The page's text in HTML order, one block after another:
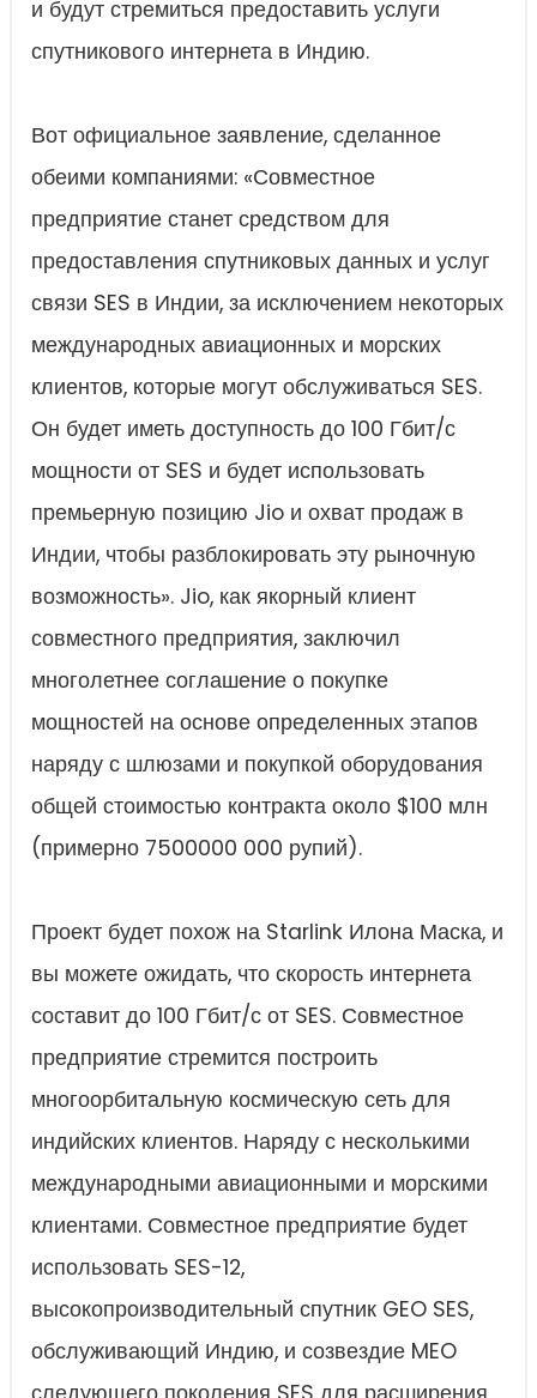
и будут стремиться предоставить услуги
спутникового интернета в Индию.
Вот официальное заявление, сделанное
обеими компаниями: «Совместное
предприятие станет средством для
предоставления спутниковых данных и услуг
связи SES в Индии, за исключением некоторых
международных авиационных и морских
клиентов, которые могут обслуживаться SES.
Он будет иметь доступность до 100 Гбит/с
мощности от SES и будет использовать
премьерную позицию Jio и охват продаж в
Индии, чтобы разблокировать эту рыночную
возможность». Jio, как якорный клиент
совместного предприятия, заключил
многолетнее соглашение о покупке
мощностей на основе определенных этапов
наряду с шлюзами и покупкой оборудования
общей стоимостью контракта около $100 млн
(примерно 7500000 000 рупий).
Проект будет похож на Starlink Илона Маска, и
вы можете ожидать, что скорость интернета
составит до 100 Гбит/с от SES. Совместное
предприятие стремится построить
многоорбитальную космическую сеть для
индийских клиентов. Наряду с несколькими
международными авиационными и морскими
клиентами. Совместное предприятие будет
использовать SES-12,
высокопроизводительный спутник GEO SES,
обслуживающий Индию, и созвездие MEO